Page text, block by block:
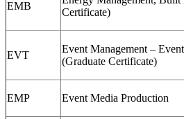
EMB
Certificate)
EVT
Event Management –
(Graduate Certificate)
EMP Event Media Production